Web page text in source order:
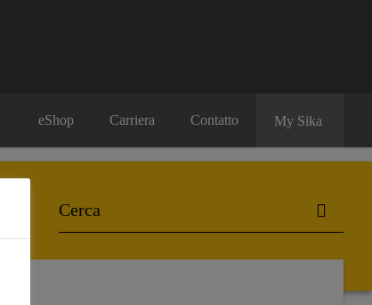
eShop Carriera Contatto My Sika